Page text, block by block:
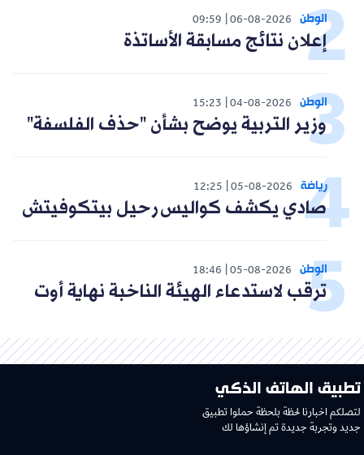
الوطن 06-08-2026
09:59
إعلان نتائج مسابقة الأساتذة
الوطن 04-08-2026
15:23
وزير التربية يوضح بشأن "حذف الفلسفة"
رياضة 05-08-2026
12:25
صادي يكشف كواليس رحيل بيتكوفيتش
الوطن 05-08-2026
18:46
ترقب لاستدعاء الهيئة الناخبة نهاية أوت
تطبيق الهاتف الذكي
لتصلكم اخبارنا لحظة بلحظة حملوا تطبيق
جديد وتجربة جديدة تم إنشاؤها لك